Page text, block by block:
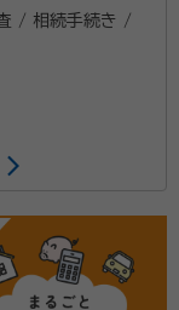
/ 相続手続き /